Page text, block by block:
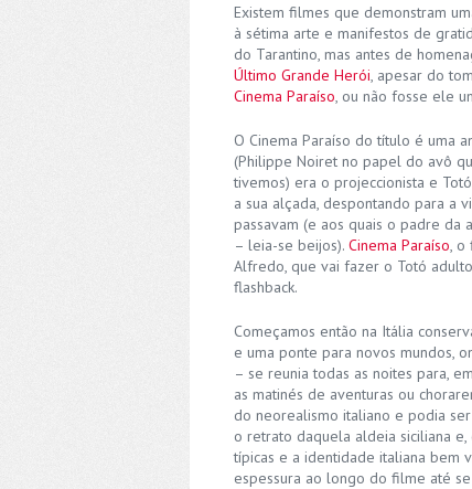
Existem filmes que demonstram
à sétima arte e manifestos de
do Tarantino, mas antes de
Último Grande Herói, apesar do
Cinema Paraíso, ou não fosse ele
O Cinema Paraíso do título é uma
(Philippe Noiret no papel do avô
tivemos) era o projeccionista e
a sua alçada, despontando para a
passavam (e aos quais o padre da
– leia-se beijos). Cinema Paraíso, o
Alfredo, que vai fazer o Totó
flashback.
Começamos então na Itália
e uma ponte para novos mundos,
– se reunia todas as noites para,
as matinés de aventuras ou
do neorealismo italiano e podia
o retrato daquela aldeia siciliana
típicas e a identidade italiana bem
espessura ao longo do filme até